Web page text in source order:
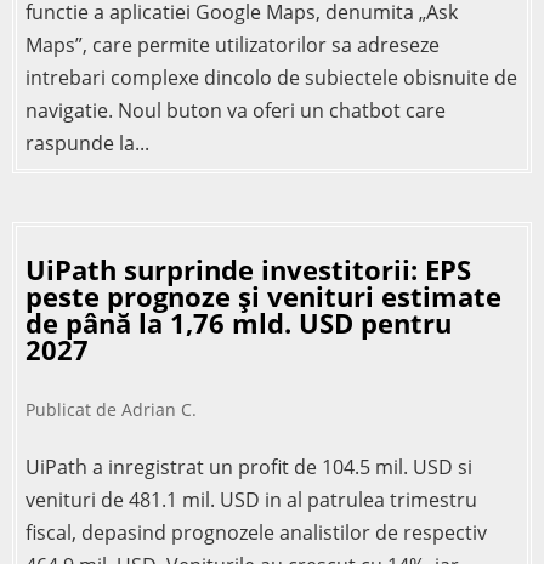
functie a aplicatiei Google Maps, denumita „Ask
Maps”, care permite utilizatorilor sa adreseze
intrebari complexe dincolo de subiectele obisnuite de
navigatie. Noul buton va oferi un chatbot care
raspunde la...
UiPath surprinde investitorii: EPS
peste prognoze și venituri estimate
de până la 1,76 mld. USD pentru
2027
Publicat de Adrian C.
UiPath a inregistrat un profit de 104.5 mil. USD si
venituri de 481.1 mil. USD in al patrulea trimestru
fiscal, depasind prognozele analistilor de respectiv